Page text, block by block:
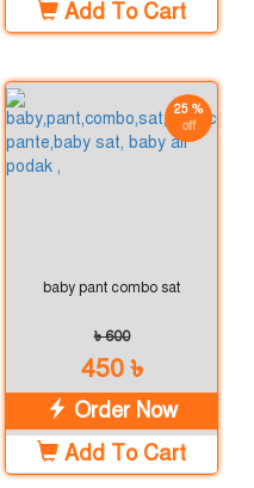
Add To Cart
25 %
off
baby pant combo sat
৳ 600
450 ৳
Order Now
Add To Cart